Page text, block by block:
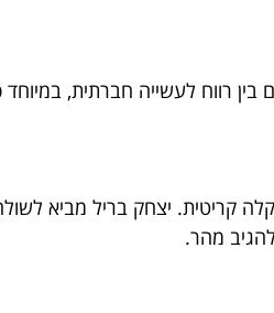
רווח לעשייה חברתית, במיוחד
קריטית. יצחק בריל מביא
מהר.